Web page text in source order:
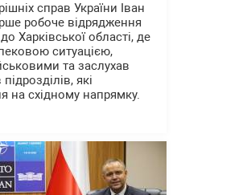
справ України Іван
робоче відрядження
Харківської області, де
ситуацією,
та заслухав
які
на східному напрямку.